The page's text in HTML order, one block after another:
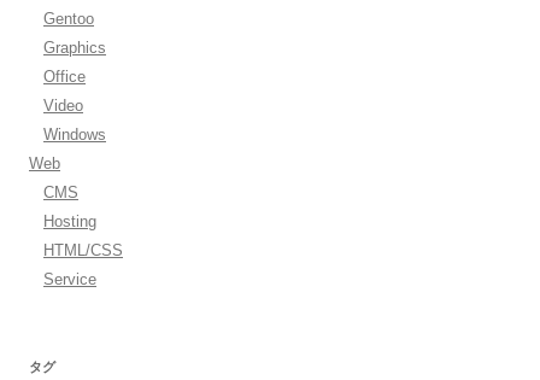
Gentoo
Graphics
Office
Video
Windows
Web
CMS
Hosting
HTML/CSS
Service
タグ